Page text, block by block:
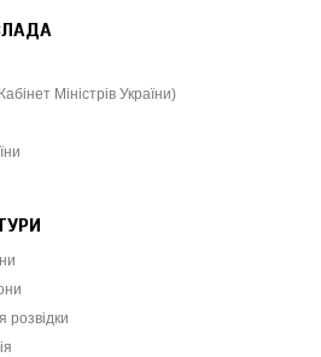
Міністрів України)
розвідки